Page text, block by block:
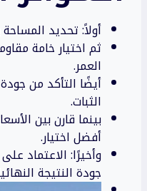
أولاً: تحديد
ثم اختيار خامة
العمر.
أيضًا التأكد من
الثبات.
بينما قارن بين
أفضل اختيار.
وأخيرًا: الاعتماد
جودة النتيجة